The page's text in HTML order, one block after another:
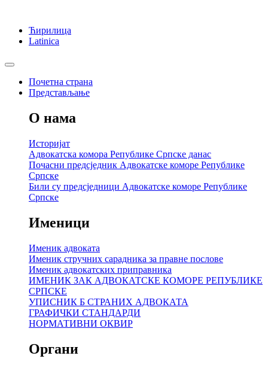
Ћирилица
Latinica
Почетна страна
Представљање
О нама
Историјат
Адвокатска комора Републике Српске данас
Почасни предсједник Адвокатске коморе Републике
Српске
Били су предсједници Адвокатске коморе Републике
Српске
Именици
Именик адвоката
Именик стручних сарадника за правне послове
Именик адвокатских приправника
ИМЕНИК ЗАК АДВОКАТСКЕ КОМОРЕ РЕПУБЛИКЕ
СРПСКЕ
УПИСНИК Б СТРАНИХ АДВОКАТА
ГРАФИЧКИ СТАНДАРДИ
НОРМАТИВНИ ОКВИР
Органи